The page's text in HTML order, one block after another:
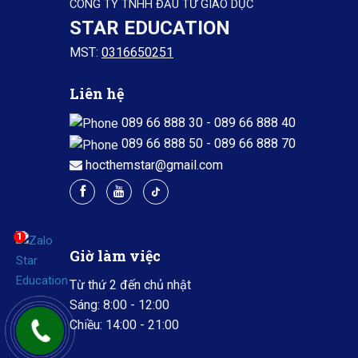
CÔNG TY TNHH ĐẦU TƯ GIÁO DỤC
STAR EDUCATION
MST: 0316650251
Liên hệ
089 66 888 30 - 089 66 888 40
089 66 888 50 - 089 66 888 70
hocthemstar@gmail.com
Giờ làm việc
Từ thứ 2 đến chủ nhật
Sáng: 8:00 - 12:00
Chiều: 14:00 - 21:00
1